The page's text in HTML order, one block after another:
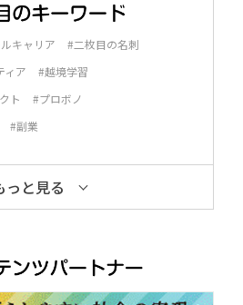
キャリア
#二枚目の名刺
ィア
#越境学習
ト
#プロボノ
#副業
っと見る